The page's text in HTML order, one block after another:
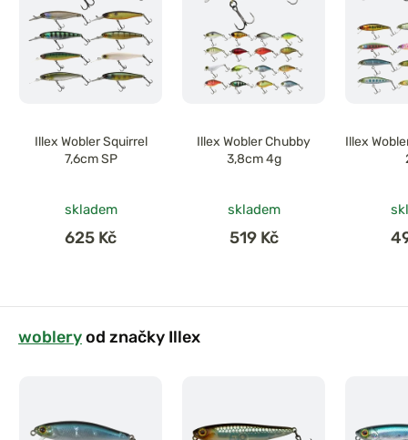
Illex Wobler Squirrel
7,6cm SP
skladem
625 Kč
Illex Wobler Chubby
3,8cm 4g
skladem
519 Kč
Illex
wobleryod značky Illex